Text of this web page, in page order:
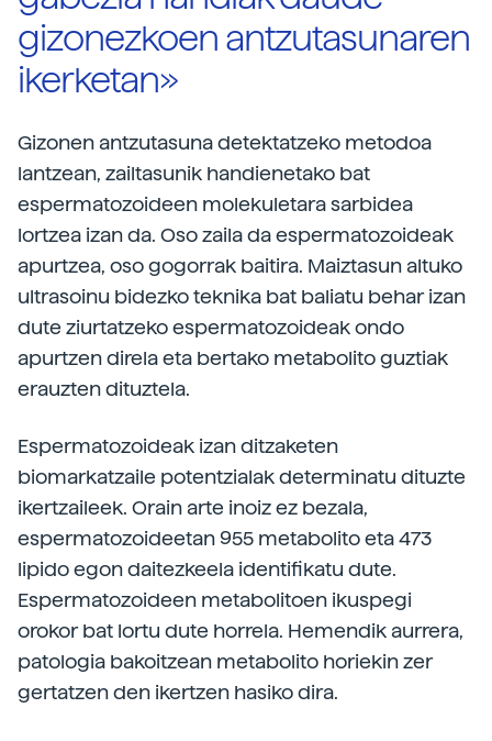
gizonezkoen antzutasunaren
ikerketan»
Gizonen antzutasuna detektatzeko metodoa
lantzean, zailtasunik handienetako bat
espermatozoideen molekuletara sarbidea
lortzea izan da. Oso zaila da espermatozoideak
apurtzea, oso gogorrak baitira. Maiztasun altuko
ultrasoinu bidezko teknika bat baliatu behar izan
dute ziurtatzeko espermatozoideak ondo
apurtzen direla eta bertako metabolito guztiak
erauzten dituztela.
Espermatozoideak izan ditzaketen
biomarkatzaile potentzialak determinatu dituzte
ikertzaileek. Orain arte inoiz ez bezala,
espermatozoideetan 955 metabolito eta 473
lipido egon daitezkeela identifikatu dute.
Espermatozoideen metabolitoen ikuspegi
orokor bat lortu dute horrela. Hemendik aurrera,
patologia bakoitzean metabolito horiekin zer
gertatzen den ikertzen hasiko dira.